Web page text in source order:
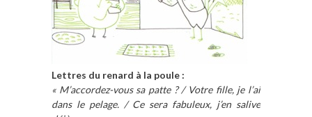
Lettres du renard à la poule :
« M’accordez-vous sa patte ? / Votre fille, je l’ai
dans le pelage. / Ce sera fabuleux, j’en salive